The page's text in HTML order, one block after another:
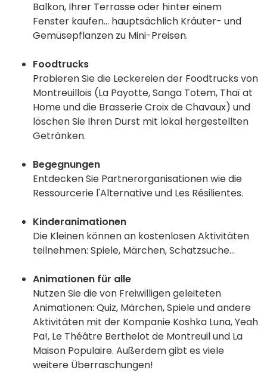
Balkon, Ihrer Terrasse oder hinter einem
Fenster kaufen... hauptsächlich Kräuter- und
Gemüsepflanzen zu Mini-Preisen.
Foodtrucks
Probieren Sie die Leckereien der Foodtrucks von
Montreuillois (La Payotte, Sanga Totem, Thaï at
Home und die Brasserie Croix de Chavaux) und
löschen Sie Ihren Durst mit lokal hergestellten
Getränken.
Begegnungen
Entdecken Sie Partnerorganisationen wie die
Ressourcerie l'Alternative und Les Résilientes.
Kinderanimationen
Die Kleinen können an kostenlosen Aktivitäten
teilnehmen: Spiele, Märchen, Schatzsuche...
Animationen für alle
Nutzen Sie die von Freiwilligen geleiteten
Animationen: Quiz, Märchen, Spiele und andere
Aktivitäten mit der Kompanie Koshka Luna, Yeah
Pa!, Le Théâtre Berthelot de Montreuil und La
Maison Populaire. Außerdem gibt es viele
weitere Überraschungen!